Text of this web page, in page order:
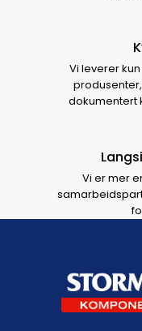
Vi leverer
dokumentert
Vi er mer